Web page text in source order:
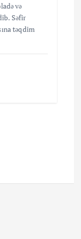
və
Səfir
təqdim